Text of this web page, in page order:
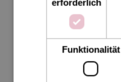
erforderlich
Funktionalität